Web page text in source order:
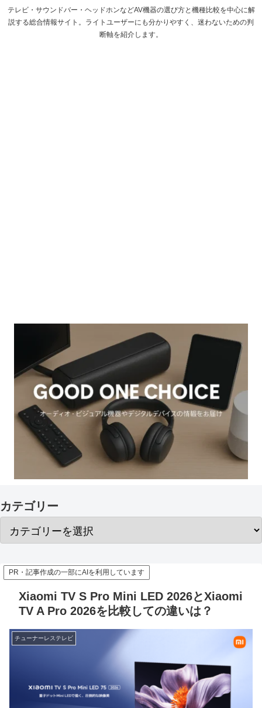
テレビ・サウンドバー・ヘッドホンなどAV機器の選び方と機種比較を中心に解
説する総合情報サイト。ライトユーザーにも分かりやすく、迷わないための判
断軸を紹介します。
カテゴリー
PR・記事作成の一部にAIを利用しています
Xiaomi TV S Pro Mini LED 2026とXiaomi
TV A Pro 2026を比較しての違いは？
チューナーレステレビ